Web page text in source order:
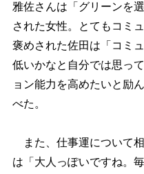
雅佐さんは「グリーンを
された女性。とてもコミ
褒めされた佐田は「コミ
低いかなと自分では思っ
ョン能力を高めたいと励
べた。
また、仕事運について
は「大人っぽいですね。